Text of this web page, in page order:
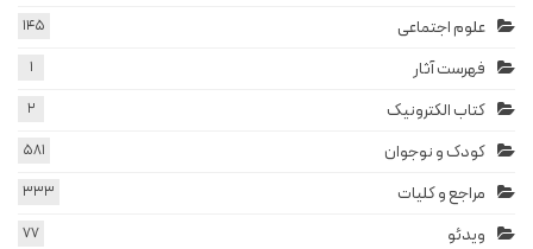
علوم اجتماعی 145
فهرست آثار 1
کتاب الکترونیک 2
کودک و نوجوان 581
مراجع و کلیات 333
ویدئو 77